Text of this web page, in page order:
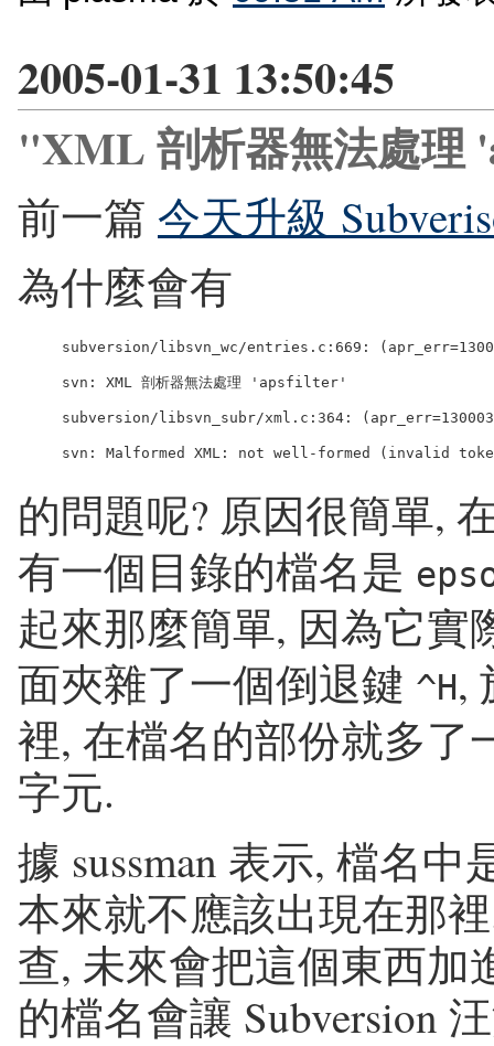
2005-01-31 13:50:45
"XML 剖析器無法處理
前一篇 今天升級
為什麼會有
subversion/libsvn_wc/entries.c:669:
svn: XML 剖析器無法處理 'apsfilter'
subversion/libsvn_subr/xml.c:364:
的問題呢? 原因很簡單,
有一個目錄的檔名是
起來那麼簡單, 因為它實
面夾雜了一個倒退鍵 ^H,
裡, 在檔名的部份就多了
字元.
據 sussman 表示, 檔名
本來就不應該出現在那
查, 未來會把這個東西加
的檔名會讓 Subversion